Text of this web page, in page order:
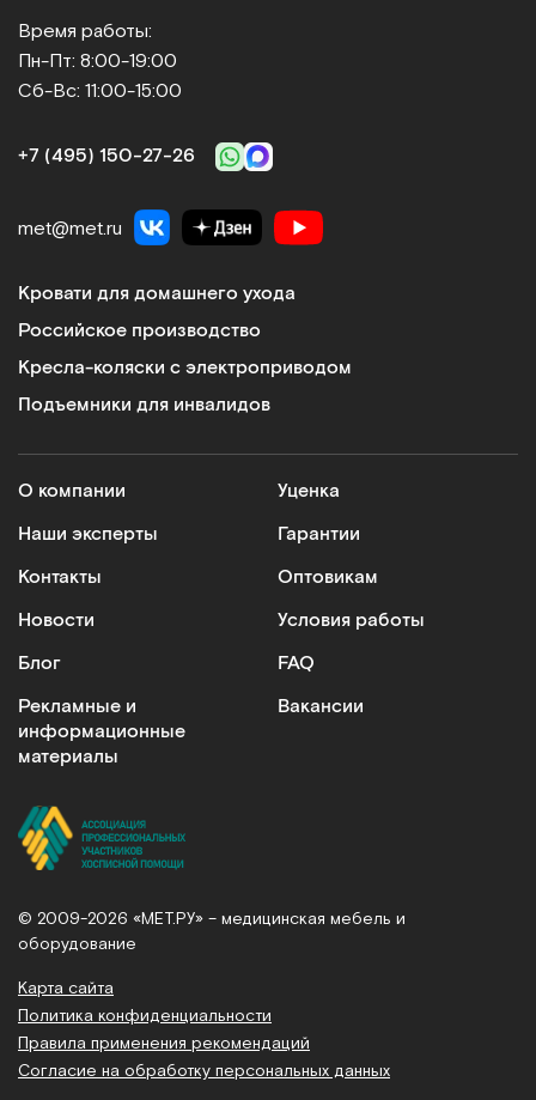
Время работы:
Пн-Пт: 8:00-19:00
Сб-Вс: 11:00-15:00
+7 (495) 150‑27‑26
met@met.ru
Кровати для домашнего ухода
Российское производство
Кресла-коляски с электроприводом
Подъемники для инвалидов
О компании
Наши эксперты
Контакты
Новости
Блог
Рекламные и
информационные
материалы
Уценка
Гарантии
Оптовикам
Условия работы
FAQ
Вакансии
© 2009-2026 «МЕТ.РУ» – медицинская мебель и
оборудование
Карта сайта
Политика конфиденциальности
Правила применения рекомендаций
Согласие на обработку персональных данных